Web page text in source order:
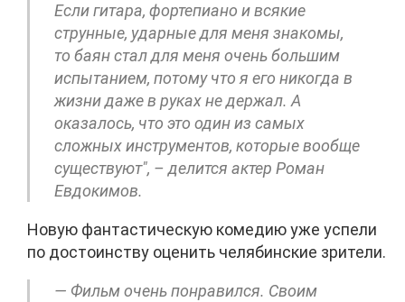
Если гитара, фортепиано и всякие
струнные, ударные для меня знакомы,
то баян стал для меня очень большим
испытанием, потому что я его никогда в
жизни даже в руках не держал. А
оказалось, что это один из самых
сложных инструментов, которые вообще
существуют", – делится актер Роман
Евдокимов.
Новую фантастическую комедию уже успели
по достоинству оценить челябинские зрители.
— Фильм очень понравился. Своим